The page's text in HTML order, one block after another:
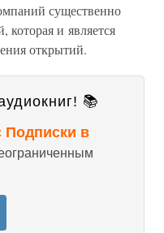
существенно
которая и является
открытий.
📚
Подписки в